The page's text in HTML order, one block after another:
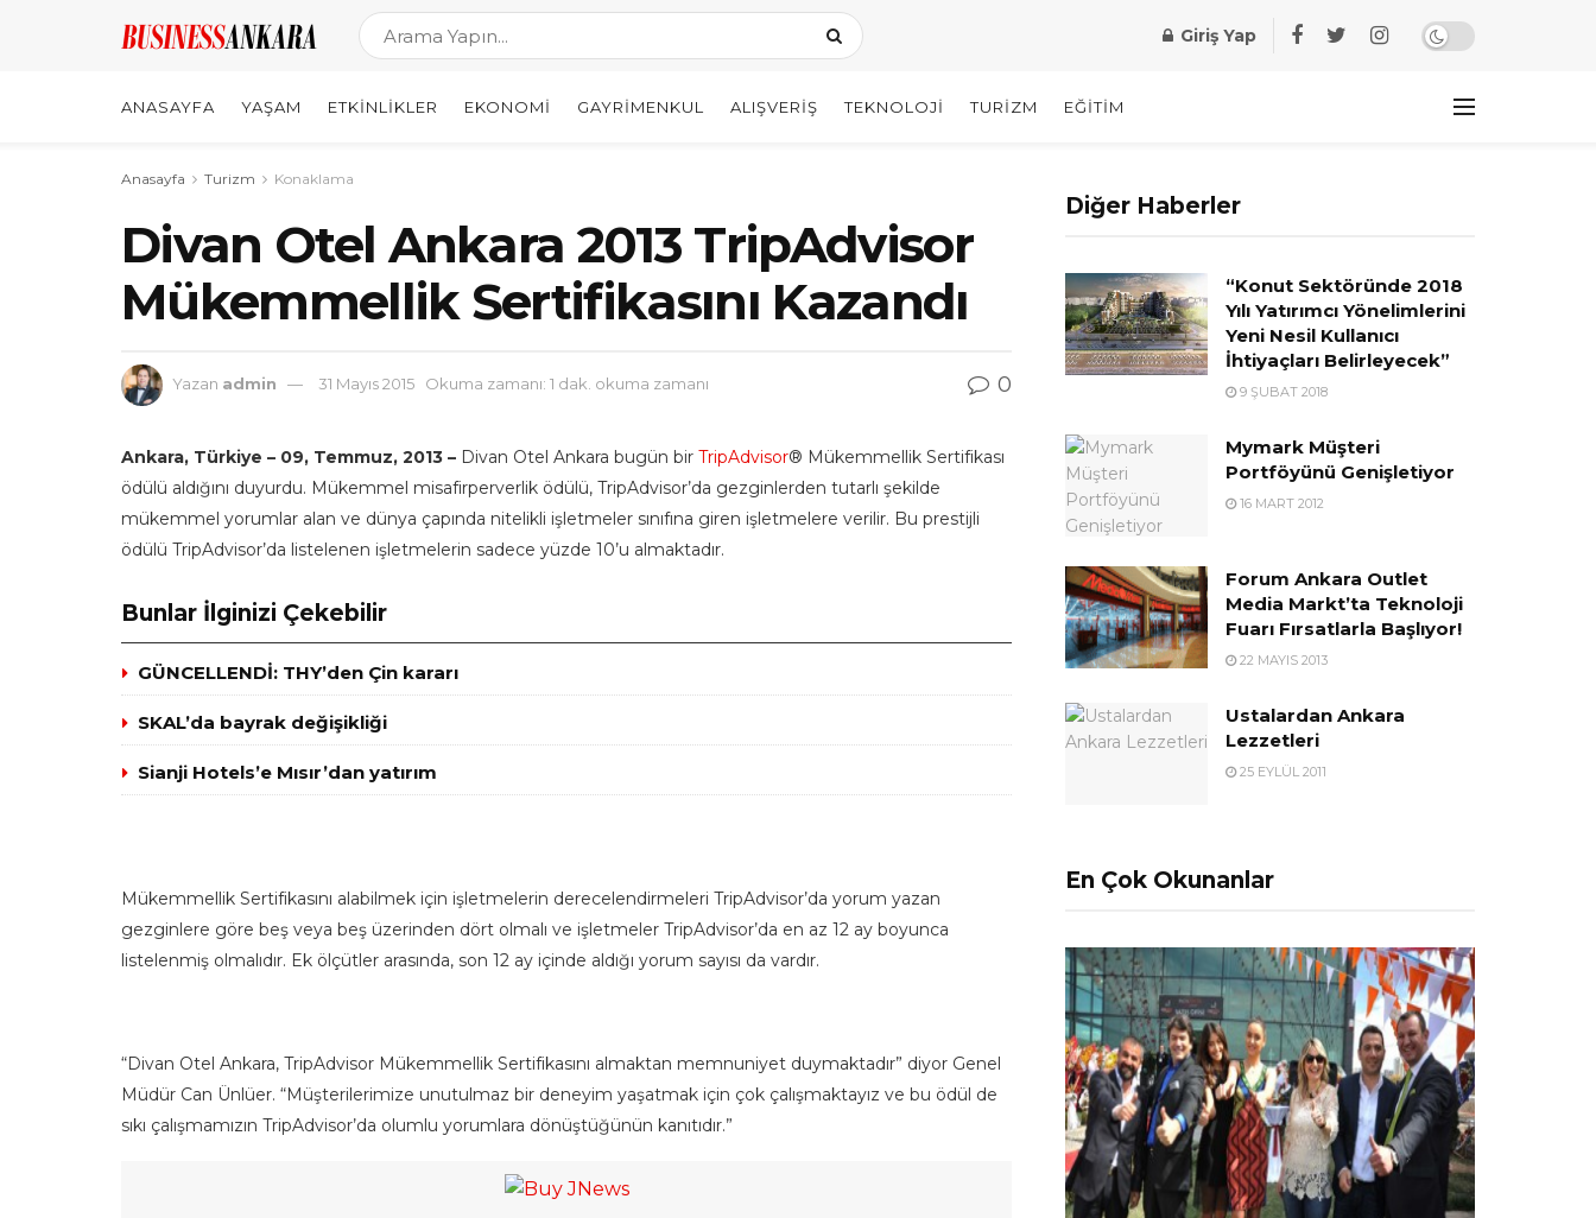
Giriş Yap
ANASAYFA YAŞAM ETKINLIKLER EKONOMI GAYRIMENKUL ALIŞVERIŞ TEKNOLOJI TURIZM EĞITIM
Anasayfa Turizm Konaklama
Divan Otel Ankara 2013 TripAdvisor
Mükemmellik Sertifikasını Kazandı
Yazan admin 31 Mayıs 2015 Okuma zamanı: 1 dak. okuma zamanı 0
Ankara, Türkiye – 09, Temmuz, 2013 – Divan Otel Ankara bugün bir TripAdvisor® Mükemmellik Sertifikası
ödülü aldığını duyurdu. Mükemmel misafirperverlik ödülü, TripAdvisor’da gezginlerden tutarlı şekilde
mükemmel yorumlar alan ve dünya çapında nitelikli işletmeler sınıfına giren işletmelere verilir. Bu prestijli
ödülü TripAdvisor’da listelenen işletmelerin sadece yüzde 10’u almaktadır.
Bunlar İlginizi Çekebilir
GÜNCELLENDİ: THY’den Çin kararı
SKAL’da bayrak değişikliği
Sianji Hotels’e Mısır’dan yatırım
Mükemmellik Sertifikasını alabilmek için işletmelerin derecelendirmeleri TripAdvisor’da yorum yazan
gezginlere göre beş veya beş üzerinden dört olmalı ve işletmeler TripAdvisor’da en az 12 ay boyunca
listelenmiş olmalıdır. Ek ölçütler arasında, son 12 ay içinde aldığı yorum sayısı da vardır.
“Divan Otel Ankara, TripAdvisor Mükemmellik Sertifikasını almaktan memnuniyet duymaktadır” diyor Genel
Müdür Can Ünlüer. “Müşterilerimize unutulmaz bir deneyim yaşatmak için çok çalışmaktayız ve bu ödül de
sıkı çalışmamızın TripAdvisor’da olumlu yorumlara dönüştüğünün kanıtıdır.”
Diğer Haberler
“Konut Sektöründe 2018
Yılı Yatırımcı Yönelimlerini
Yeni Nesil Kullanıcı
İhtiyaçları Belirleyecek”
9 ŞUBAT 2018
Mymark Müşteri
Portföyünü Genişletiyor
16 MART 2012
Forum Ankara Outlet
Media Markt’ta Teknoloji
Fuarı Fırsatlarla Başlıyor!
22 MAYIS 2013
Ustalardan Ankara
Lezzetleri
25 EYLÜL 2011
En Çok Okunanlar